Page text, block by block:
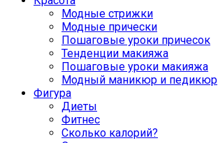
Модные стрижки
Модные прически
Пошаговые уроки причесок
Тенденции макияжа
Пошаговые уроки макияжа
Модный маникюр и педикюр
Фигура
Диеты
Фитнес
Сколько калорий?